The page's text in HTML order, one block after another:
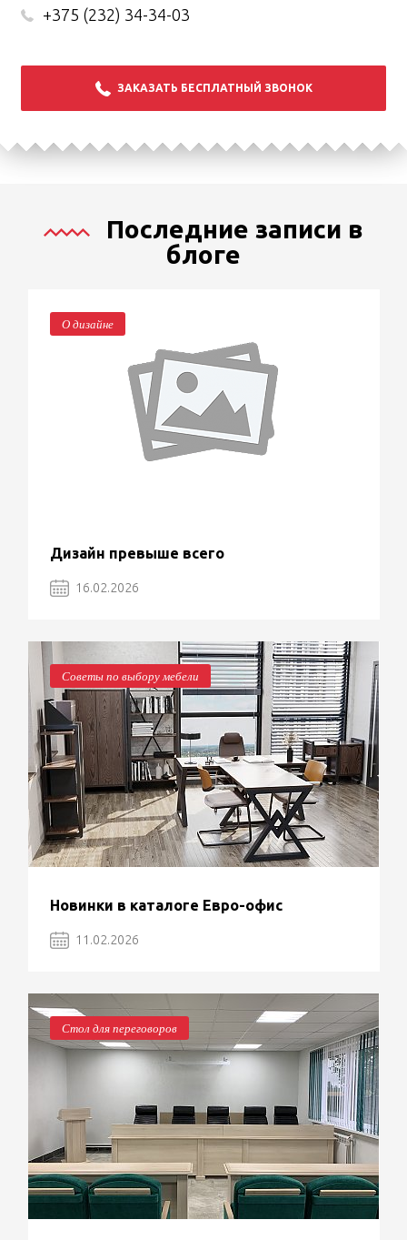
+375 (232) 34-34-03
ЗАКАЗАТЬ БЕСПЛАТНЫЙ ЗВОНОК
Последние записи в
блоге
О дизайне
Дизайн превыше всего
16.02.2026
Советы по выбору мебели
Новинки в каталоге Евро-офис
11.02.2026
Стол для переговоров